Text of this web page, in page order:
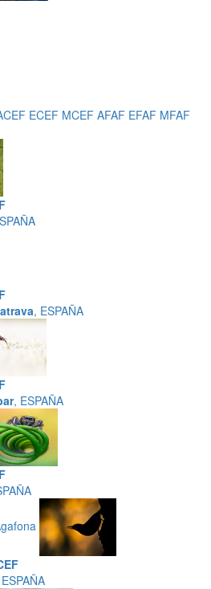
ECEF MCEF AFAF EFAF MFAF
, ESPAÑA
, ESPAÑA